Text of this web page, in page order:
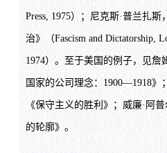
Press, 1975）；尼克斯·普兰扎
治》（Fascism and Dictatorship,
1974）。至于美国的例子，见詹
国家的公司理念：1900—1918》
《保守主义的胜利》；威廉·阿
的轮廓》。